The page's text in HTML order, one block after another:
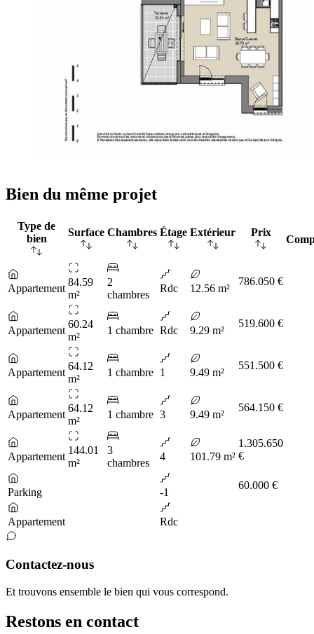
Bien du même projet
Type de
bien
Surface Chambres Étage Extérieur Prix
Appartement
84.59
m²
2
chambres
Rdc 12.56 m²
786.050 €
Appartement
60.24
m²
1 chambre Rdc 9.29 m²
519.600 €
Appartement
64.12
m²
1 chambre 1 9.49 m²
551.500 €
Appartement
64.12
m²
1 chambre 3 9.49 m²
564.150 €
Appartement
144.01
m²
3
chambres
4 101.79 m²
1.305.650
€
Parking -1
60.000 €
Appartement Rdc
Contactez-nous
Et trouvons ensemble le bien qui vous correspond.
Restons en contact